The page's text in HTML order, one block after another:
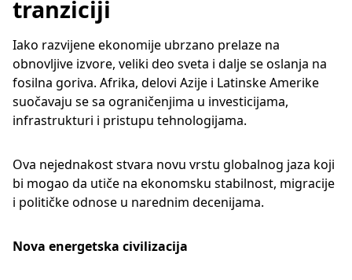
tranziciji
Iako razvijene ekonomije ubrzano prelaze na
obnovljive izvore, veliki deo sveta i dalje se oslanja na
fosilna goriva. Afrika, delovi Azije i Latinske Amerike
suočavaju se sa ograničenjima u investicijama,
infrastrukturi i pristupu tehnologijama.
Ova nejednakost stvara novu vrstu globalnog jaza koji
bi mogao da utiče na ekonomsku stabilnost, migracije
i političke odnose u narednim decenijama.
Nova energetska civilizacija